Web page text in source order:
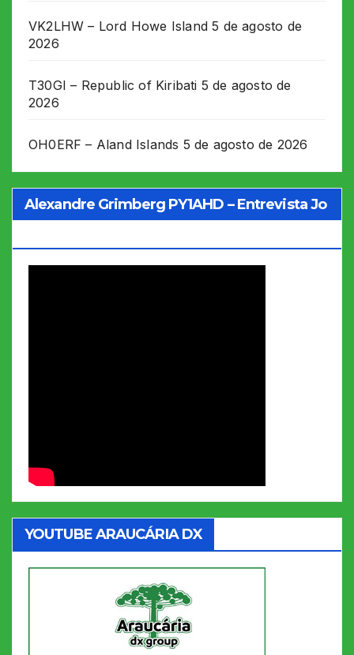
VK2LHW – Lord Howe Island 5 de agosto de
2026
T30GI – Republic of Kiribati 5 de agosto de
2026
OH0ERF – Aland Islands 5 de agosto de 2026
Alexandre Grimberg PY1AHD – Entrevista Jo
YOUTUBE ARAUCÁRIA DX